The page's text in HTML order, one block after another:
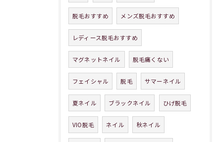
脱毛おすすめ メンズ脱毛おすすめ
レディース脱毛おすすめ
マグネットネイル 脱毛痛くない
フェイシャル 脱毛 サマーネイル
夏ネイル ブラックネイル ひげ脱毛
VIO脱毛 ネイル 秋ネイル